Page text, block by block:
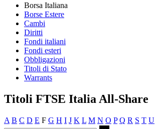
Borsa Italiana
Borse Estere
Cambi
Diritti
Fondi italiani
Fondi esteri
Obbligazioni
Titoli di Stato
Warrants
Titoli FTSE Italia All-Share
A B C D E F G H I J K L M N O P Q R S T U